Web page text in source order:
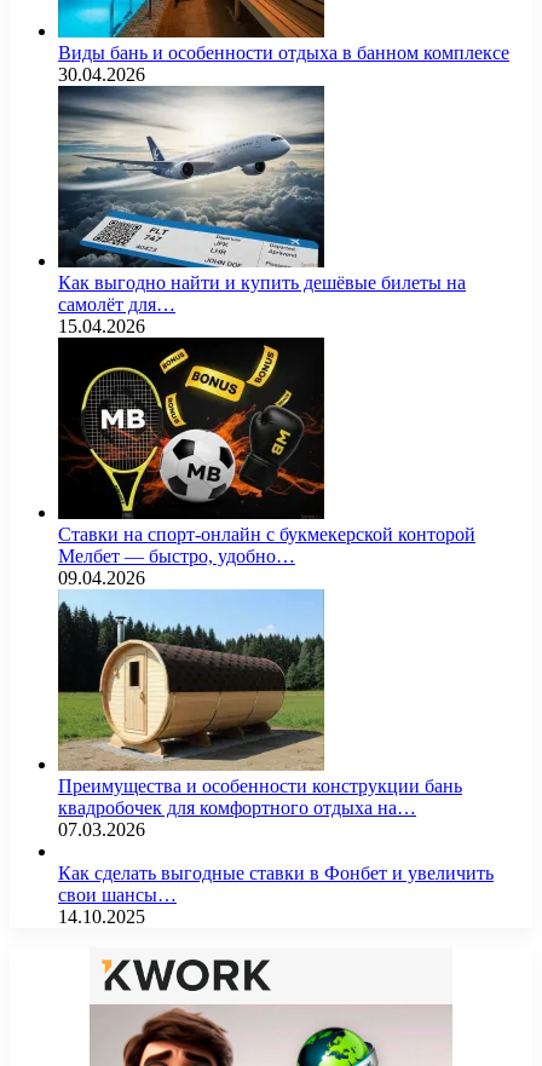
Виды бань и особенности отдыха в банном комплексе
30.04.2026
Как выгодно найти и купить дешёвые билеты на
самолёт для…
15.04.2026
Ставки на спорт-онлайн с букмекерской конторой
Мелбет — быстро, удобно…
09.04.2026
Преимущества и особенности конструкции бань
квадробочек для комфортного отдыха на…
07.03.2026
Как сделать выгодные ставки в Фонбет и увеличить
свои шансы…
14.10.2025